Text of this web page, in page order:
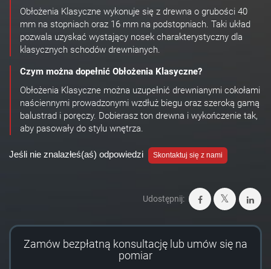
Obłożenia Klasyczne wykonuje się z drewna o grubości 40
mm na stopniach oraz 16 mm na podstopniach. Taki układ
pozwala uzyskać wystający nosek charakterystyczny dla
klasycznych schodów drewnianych.
Czym można dopełnić Obłożenia Klasyczne?
Obłożenia Klasyczne można uzupełnić drewnianymi cokołami
naściennymi prowadzonymi wzdłuż biegu oraz szeroką gamą
balustrad i poręczy. Dobierasz ton drewna i wykończenie tak,
aby pasowały do stylu wnętrza.
Jeśli nie znalazłeś(aś) odpowiedzi Skontaktuj się z nami
Udostępnij:
Zamów bezpłatną konsultację lub umów się na
pomiar